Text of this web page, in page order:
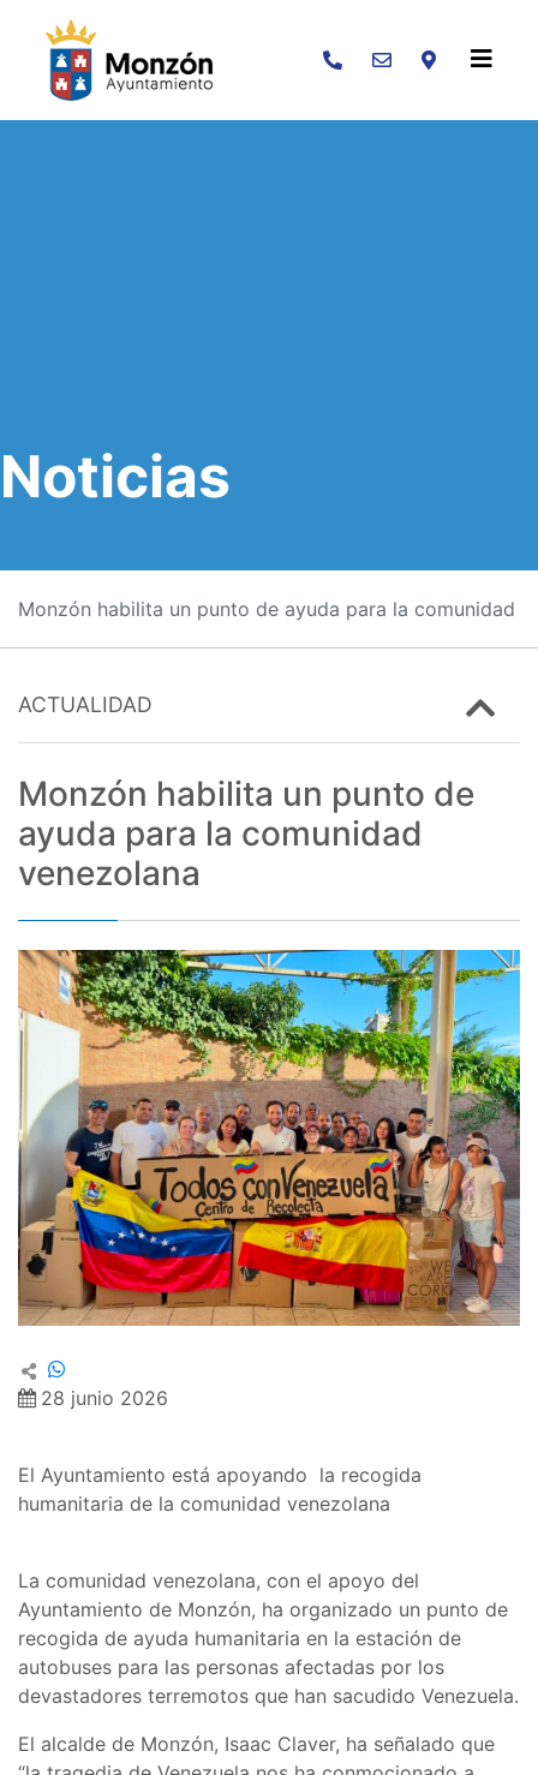
Buscar
Noticias
Monzón habilita un punto de ayuda para la comunidad
ACTUALIDAD
Monzón habilita un punto de
ayuda para la comunidad
venezolana
28 junio 2026
El Ayuntamiento está apoyando la recogida
humanitaria de la comunidad venezolana
La comunidad venezolana, con el apoyo del
Ayuntamiento de Monzón, ha organizado un punto de
recogida de ayuda humanitaria en la estación de
autobuses para las personas afectadas por los
devastadores terremotos que han sacudido Venezuela.
El alcalde de Monzón, Isaac Claver, ha señalado que